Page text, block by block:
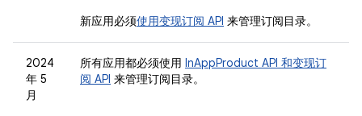
新应用必须使用变现订阅 API 来管理订阅目录。
2024
年 5
月
所有应用都必须使用 InAppProduct API 和变现订
阅 API 来管理订阅目录。